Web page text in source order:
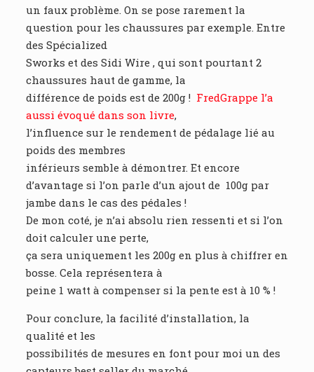
un faux problème. On se pose rarement la
question pour les chaussures par exemple. Entre
des Spécialized
Sworks et des Sidi Wire , qui sont pourtant 2
chaussures haut de gamme, la
différence de poids est de 200g ! FredGrappe l’a
aussi évoqué dans son livre,
l’influence sur le rendement de pédalage lié au
poids des membres
inférieurs semble à démontrer. Et encore
d’avantage si l’on parle d’un ajout de 100g par
jambe dans le cas des pédales !
De mon coté, je n’ai absolu rien ressenti et si l’on
doit calculer une perte,
ça sera uniquement les 200g en plus à chiffrer en
bosse. Cela représentera à
peine 1 watt à compenser si la pente est à 10 % !
Pour conclure, la facilité d’installation, la
qualité et les
possibilités de mesures en font pour moi un des